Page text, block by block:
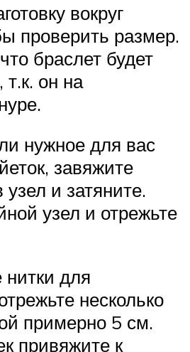
вокруг
проверить размер.
браслет будет
т.к. он на
нужное для вас
завяжите
и затяните.
узел и отрежьте
нитки для
несколько
примерно 5 см.
привяжите к